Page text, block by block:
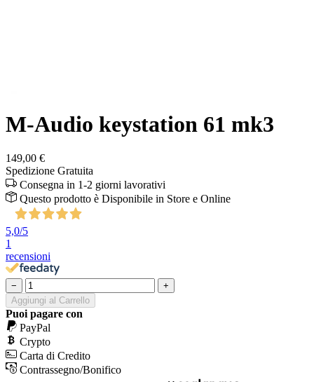
M-Audio keystation 61 mk3
149,00 €
Spedizione Gratuita
Consegna in 1-2 giorni lavorativi
Questo prodotto è Disponibile in Store e Online
5,0/5
1
recensioni
−
+
Aggiungi al Carrello
Puoi pagare con
PayPal
Crypto
Carta di Credito
Contrassegno/Bonifico